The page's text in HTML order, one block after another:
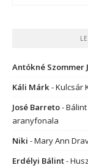
Antókné Szommer
Káli Márk-Kulcsár
José Barreto-
aranyfonala
Niki -Mary Ann
Erdélyi Bálint-